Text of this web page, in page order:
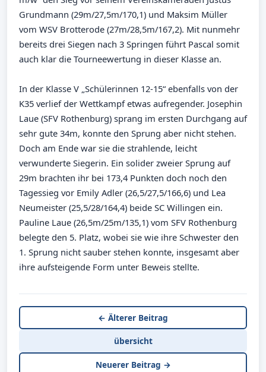
Grundmann (29m/27,5m/170,1) und Maksim Müller
vom WSV Brotterode (27m/28,5m/167,2). Mit nunmehr
bereits drei Siegen nach 3 Springen führt Pascal somit
auch klar die Tourneewertung in dieser Klasse an.
In der Klasse V „Schülerinnen 12-15“ ebenfalls von der
K35 verlief der Wettkampf etwas aufregender. Josephin
Laue (SFV Rothenburg) sprang im ersten Durchgang auf
sehr gute 34m, konnte den Sprung aber nicht stehen.
Doch am Ende war sie die strahlende, leicht
verwunderte Siegerin. Ein solider zweier Sprung auf
29m brachten ihr bei 173,4 Punkten doch noch den
Tagessieg vor Emily Adler (26,5/27,5/166,6) und Lea
Neumeister (25,5/28/164,4) beide SC Willingen ein.
Pauline Laue (26,5m/25m/135,1) vom SFV Rothenburg
belegte den 5. Platz, wobei sie wie ihre Schwester den
1. Sprung nicht sauber stehen konnte, insgesamt aber
ihre aufsteigende Form unter Beweis stellte.
← Älterer Beitrag
übersicht
Neuerer Beitrag →